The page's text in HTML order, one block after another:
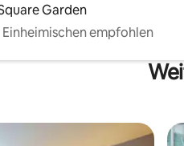
Garden
Einheimischen empfohlen